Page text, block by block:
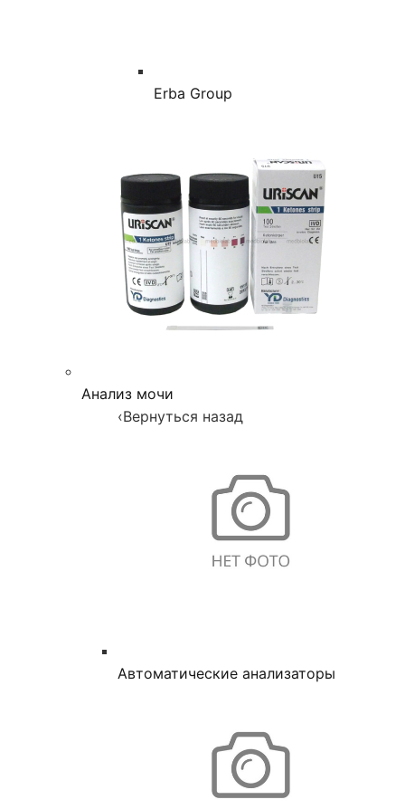
Erba Group
Анализ мочи
‹Вернуться назад
Автоматические анализаторы